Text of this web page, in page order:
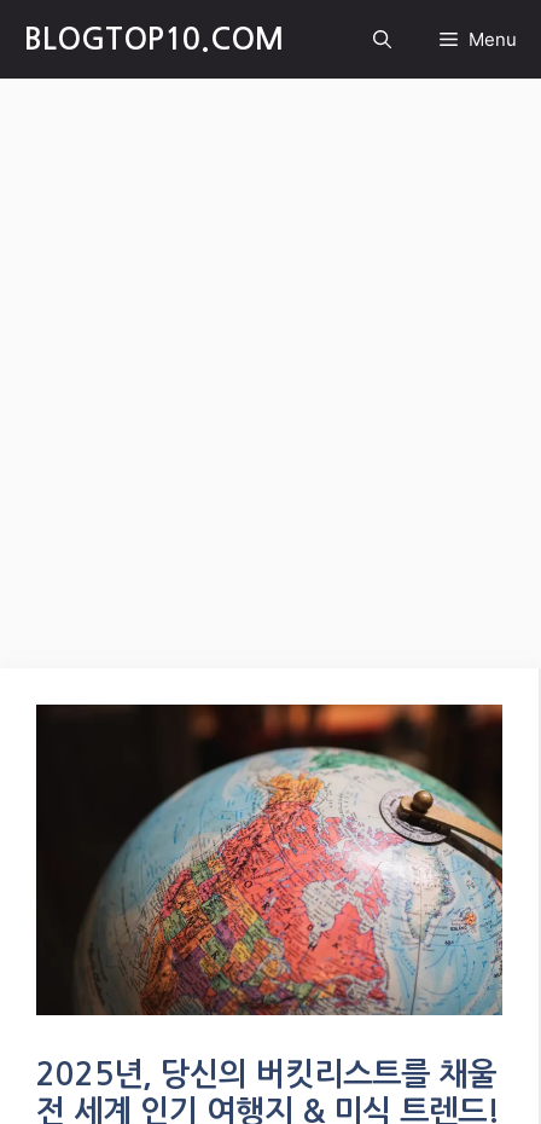
content
BLOGTOP10.COM Menu
2025년, 당신의 버킷리스트를 채울
전 세계 인기 여행지 & 미식 트렌드!